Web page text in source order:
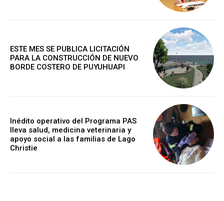
ESTE MES SE PUBLICA LICITACIÓN
PARA LA CONSTRUCCIÓN DE NUEVO
BORDE COSTERO DE PUYUHUAPI
Inédito operativo del Programa PAS
lleva salud, medicina veterinaria y
apoyo social a las familias de Lago
Christie